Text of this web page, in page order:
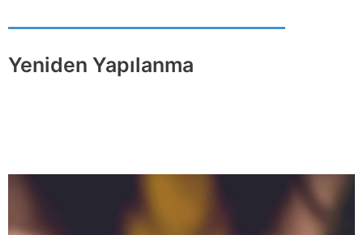
Yeniden Yapılanma